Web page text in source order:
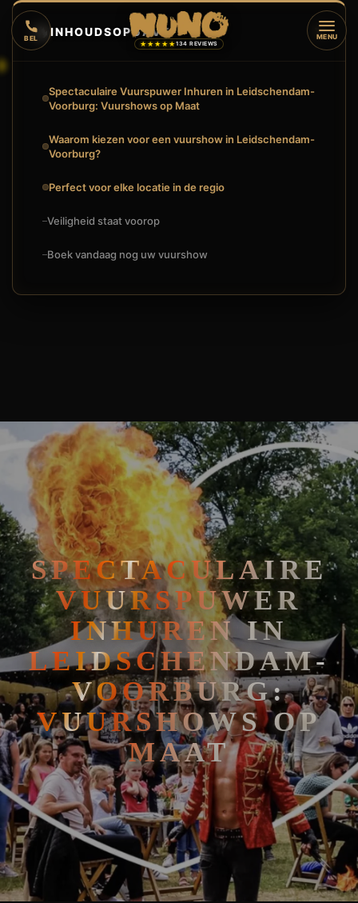
BEL
★★★★★134 REVIEWS
MENU
🐍REPTIELENSHOW
🔥INHOUDSOPGAVE ▼
Spectaculaire Vuurspuwer Inhuren in Leidschendam-
Voorburg: Vuurshows op Maat
Waarom kiezen voor een vuurshow in Leidschendam-
Voorburg?
Perfect voor elke locatie in de regio
Veiligheid staat voorop
Boek vandaag nog uw vuurshow
SPECTACULAIRE
VUURSPUWER
INHUREN IN
LEIDSCHENDAM-
VOORBURG:
VUURSHOWS OP
MAAT